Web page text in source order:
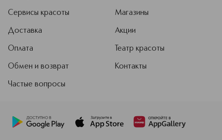
Сервисы красоты
Доставка
Оплата
Обмен и возврат
Частые вопросы
Магазины
Акции
Театр красоты
Контакты